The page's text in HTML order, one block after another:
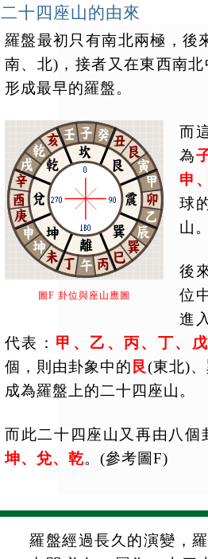
二十四座山的由來
羅盤最初只有南北兩極，後
南、北)，接者又在東西南
形成最早的羅盤。
圖F 卦位與座山應圖
而
為
申
球
山
後
位
進
代表： 甲、乙、丙、丁、
個，則由卦象中的 艮(東北)、
成為羅盤上的二十四座山。
而此二十四座山又再由八個
坤、兌、乾。(參考圖F)
羅盤經過長久的演變，